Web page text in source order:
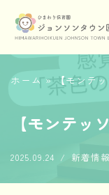
コ
へ
ス
ホーム»【モンテッ
【モンテッ
2025.09.24 新着情報